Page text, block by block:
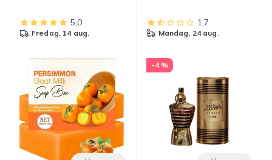
5,0
fredag, 14 aug.
indlæg til armhuler,
effektive mod
1,7
mandag, 24 aug.
-4 %